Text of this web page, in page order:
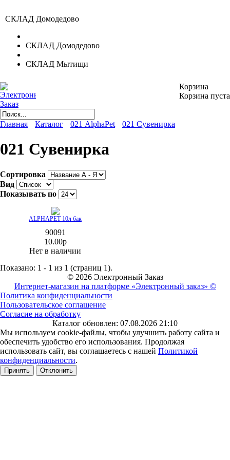
СКЛАД Домодедово
СКЛАД Домодедово
СКЛАД Мытищи
Корзина
Корзина пуста
Главная Каталог 021 AlphaPet 021 Сувенирка
021 Сувенирка
Сортировка
Вид
Показывать по
ALPHAPET 10л бак
90091
10.00р
Нет в наличии
Показано: 1 - 1 из 1 (страниц 1).
© 2026 Электронный Заказ
Интернет-магазин на платформе «Электронный заказ» ©
Политика конфиденциальности
Пользовательское соглашение
Согласие на обработку
Каталог обновлен: 07.08.2026 21:10
Мы используем cookie-файлы, чтобы улучшить работу сайта и
обеспечить удобство его использования. Продолжая
использовать сайт, вы соглашаетесь с нашей Политикой
конфиденциальности.
Принять Отклонить